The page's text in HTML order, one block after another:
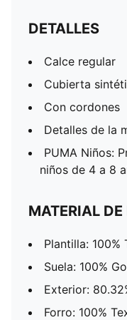
DETALLES
Calce regular
Cubierta
Con cordones
Detalles de la
PUMA Niños:
niños de 4 a 8
MATERIAL
Plantilla: 100%
Suela: 100%
Exterior:
Forro: 100%